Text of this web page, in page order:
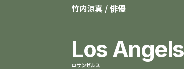
竹内涼真 / 俳優
Los Angels
ロサンゼルス